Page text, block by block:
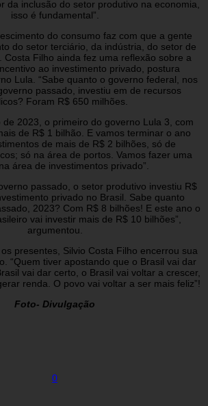
da inclusão do setor produtivo na economia,
isso é fundamental”.
do consumo faz com que a gente
do setor terciário, da indústria, do setor de
Costa Filho ainda fez uma reflexão sobre a
ao investimento privado, postura
Lula. “Sabe quanto o governo federal, nos
passado, investiu em de recursos
Foram R$ 650 milhões.
de 2023, o primeiro do governo Lula 3, com
de R$ 1 bilhão. E vamos terminar o ano
de mais de R$ 2 bilhões, só de
só na área de portos. Vamos fazer uma
área de investimentos privado”.
passado, o setor produtivo investiu R$
privado no Brasil. Sabe quanto
2023? Com R$ 8 bilhões! E este ano o
vai investir mais de R$ 10 bilhões”,
argumentou.
presentes, Silvio Costa Filho encerrou sua
“Quem tiver apostando que o Brasil vai dar
vai dar certo, o Brasil vai voltar a crescer,
renda. O povo vai voltar a ser mais feliz”!
Foto- Divulgação
0